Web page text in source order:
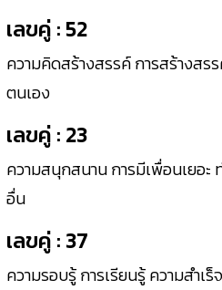
เลขคู่ : 52
ความคิดสร้างสรรค์ การสร้างส
ตนเอง
เลขคู่ : 23
ความสนุกสนาน การมีเพื่อนเยอ
อื่น
เลขคู่ : 37
ความรอบรู้ การเรียนรู้ ความสำเ